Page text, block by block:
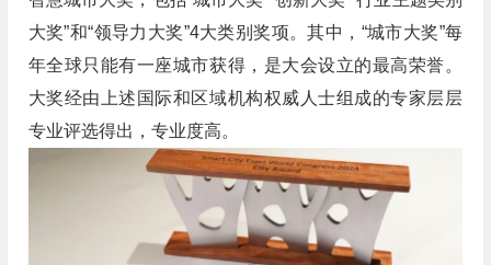
大奖”和“领导力大奖”4大类别奖项。其中，“城市大奖”每
年全球只能有一座城市获得，是大会设立的最高荣誉。
大奖经由上述国际和区域机构权威人士组成的专家层层
专业评选得出，专业度高。